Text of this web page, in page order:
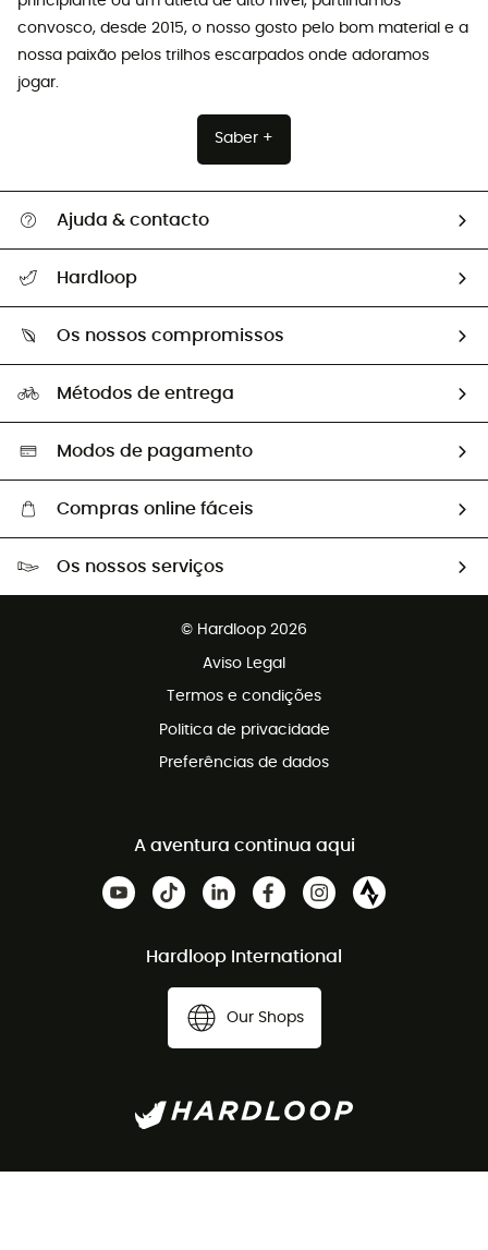
convosco, desde 2015, o nosso gosto pelo bom material e a
nossa paixão pelos trilhos escarpados onde adoramos
jogar.
Saber +
Ajuda & contacto
Devoluções e reembolsos
Guia de tamanhos
Trocas & Devoluções
Hardloop
Os nossos embaixadores
Os nossos compromissos
Seleção eco-responsável
Métodos de entrega
Modos de pagamento
Compras online fáceis
Devoluções gratuitas em 100 dias
Os nossos serviços
© Hardloop 2026
Aviso Legal
Termos e condições
Politica de privacidade
Preferências de dados
A aventura continua aqui
Hardloop International
Our Shops